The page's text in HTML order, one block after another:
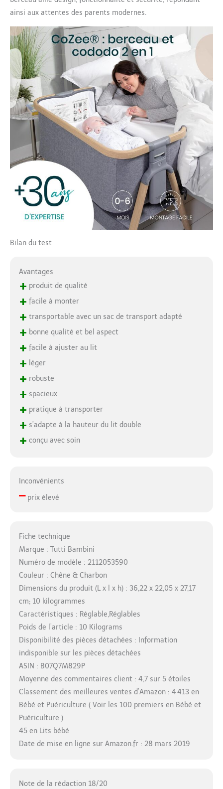
ainsi aux attentes des parents modernes.
Bilan du test
Avantages
+ produit de qualité
+ facile à monter
+ transportable avec un sac de transport adapté
+ bonne qualité et bel aspect
+ facile à ajuster au lit
+ léger
+ robuste
+ spacieux
+ pratique à transporter
+ s’adapte à la hauteur du lit double
+ conçu avec soin
Inconvénients
–prix élevé
Fiche technique
Marque : Tutti Bambini
Numéro de modèle : 2112053590
Couleur : Chêne & Charbon
Dimensions du produit (L x l x h) : 36,22 x 22,05 x 27,17
cm; 10 kilogrammes
Caractéristiques : Réglable,Réglables
Poids de l’article : 10 Kilograms
Disponibilité des pièces détachées : Information
indisponible sur les pièces détachées
ASIN : B07Q7M829P
Moyenne des commentaires client : 4,7 sur 5 étoiles
Classement des meilleures ventes d’Amazon : 4 413 en
Bébé et Puériculture ( Voir les 100 premiers en Bébé et
Puériculture )
45 en Lits bébé
Date de mise en ligne sur Amazon.fr : 28 mars 2019
Note de la rédaction 18/20